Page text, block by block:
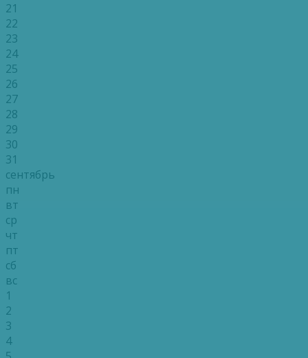
21
22
23
24
25
26
27
28
29
30
31
сентябрь
пн
вт
ср
чт
пт
сб
вс
1
2
3
4